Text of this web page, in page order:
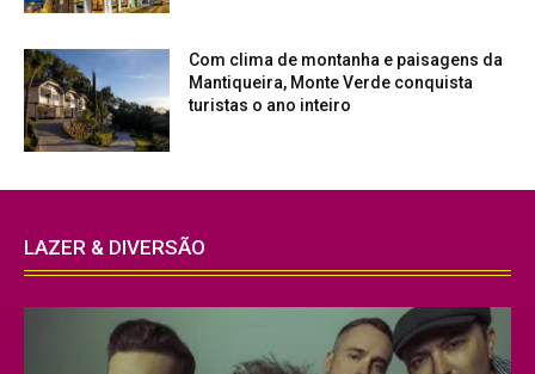
Com clima de montanha e paisagens da
Mantiqueira, Monte Verde conquista
turistas o ano inteiro
LAZER & DIVERSÃO